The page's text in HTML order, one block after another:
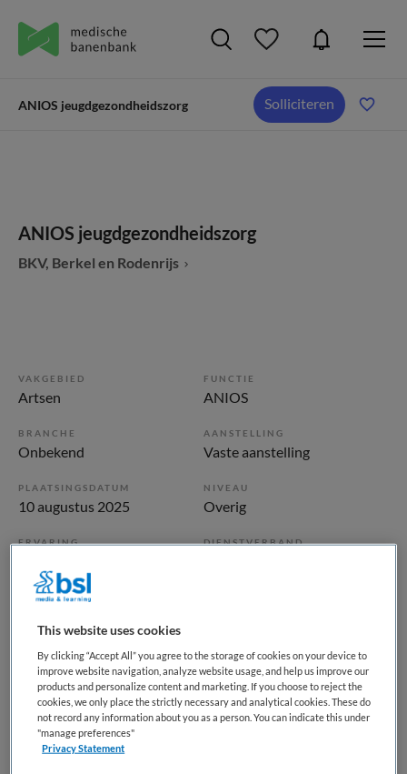
ANIOS jeugdgezondheidszorg Solliciteren
ANIOS jeugdgezondheidszorg
BKV, Berkel en Rodenrijs
VAKGEBIED
Artsen
FUNCTIE
ANIOS
BRANCHE
Onbekend
AANSTELLING
Vaste aanstelling
PLAATSINGSDATUM
10 augustus 2025
NIVEAU
Overig
ERVARING DIENSTVERBAND
Vacature niet beschikbaar
Deze vacature ANIOS jeugdgezondheidszorg bij BKV is niet
meer actueel. Hieronder staan enkele vergelijkbare
vacatures die voor u wellicht interessant zijn.
This website uses cookies
By clicking “Accept All” you agree to the storage of cookies on your device to
improve website navigation, analyze website usage, and help us improve our
products and personalize content and marketing. If you choose to reject the
cookies, we only place the strictly necessary and analytical cookies. These do
not record any information about you as a person. You can indicate this under
"manage preferences"
Privacy Statement